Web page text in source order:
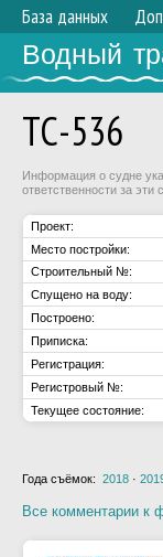
База данных
Водный
ТС-536
Информация о судне
ответственности за
Проект:
Место постройки:
Строительный №:
Спущено на воду:
Построено:
Приписка:
Регистрация:
Регистровый №:
Текущее состояние:
Года съёмок: 2018 ·
Все комментарии к